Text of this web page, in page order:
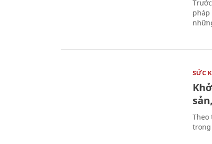
pháp
SỨC
Theo
trong